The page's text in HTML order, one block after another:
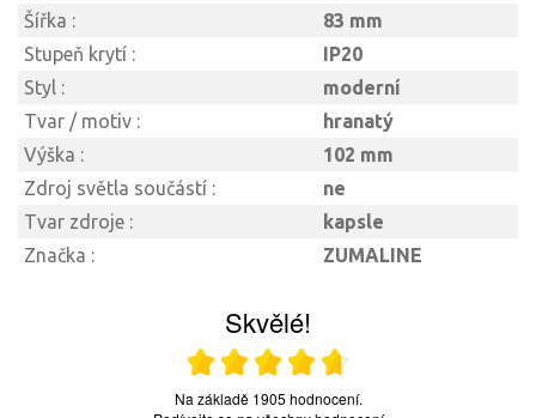
Šířka :
83 mm
Stupeň krytí :
IP20
Styl :
moderní
Tvar / motiv :
hranatý
Výška :
102 mm
Zdroj světla součástí :
ne
Tvar zdroje :
kapsle
Značka :
ZUMALINE